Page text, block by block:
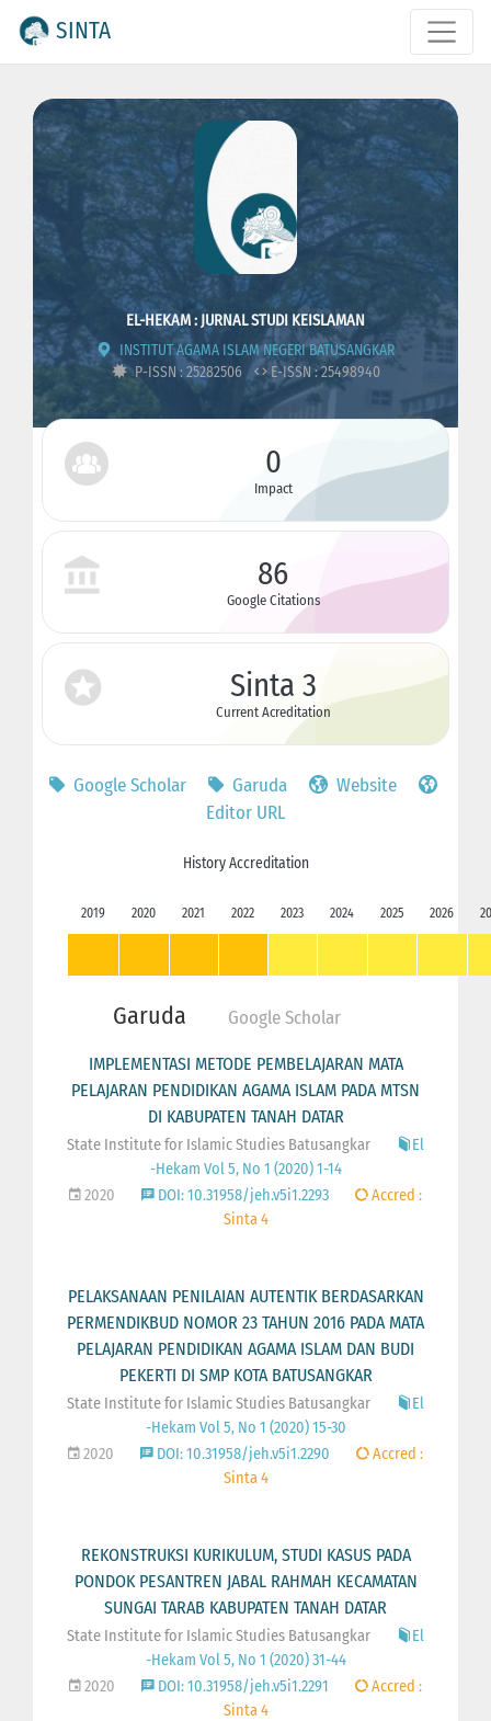
SINTA
EL-HEKAM : JURNAL STUDI KEISLAMAN
INSTITUT AGAMA ISLAM NEGERI BATUSANGKAR
P-ISSN : 25282506
E-ISSN : 25498940
0
Impact
86
Google Citations
Sinta 3
Current Acreditation
Google Scholar Garuda
Website
Editor URL
History Accreditation
2019 2020 2021 2022 2023 2024 2025 2026
Garuda Google Scholar
IMPLEMENTASI METODE PEMBELAJARAN MATA
PELAJARAN PENDIDIKAN AGAMA ISLAM PADA MTSN
DI KABUPATEN TANAH DATAR
State Institute for Islamic Studies Batusangkar
El
-Hekam Vol 5, No 1 (2020) 1-14
2020
DOI: 10.31958/jeh.v5i1.2293
Accred :
Sinta 4
PELAKSANAAN PENILAIAN AUTENTIK BERDASARKAN
PERMENDIKBUD NOMOR 23 TAHUN 2016 PADA MATA
PELAJARAN PENDIDIKAN AGAMA ISLAM DAN BUDI
PEKERTI DI SMP KOTA BATUSANGKAR
State Institute for Islamic Studies Batusangkar
El
-Hekam Vol 5, No 1 (2020) 15-30
2020
DOI: 10.31958/jeh.v5i1.2290
Accred :
Sinta 4
REKONSTRUKSI KURIKULUM, STUDI KASUS PADA
PONDOK PESANTREN JABAL RAHMAH KECAMATAN
SUNGAI TARAB KABUPATEN TANAH DATAR
State Institute for Islamic Studies Batusangkar
El
-Hekam Vol 5, No 1 (2020) 31-44
2020
DOI: 10.31958/jeh.v5i1.2291
Accred :
Sinta 4